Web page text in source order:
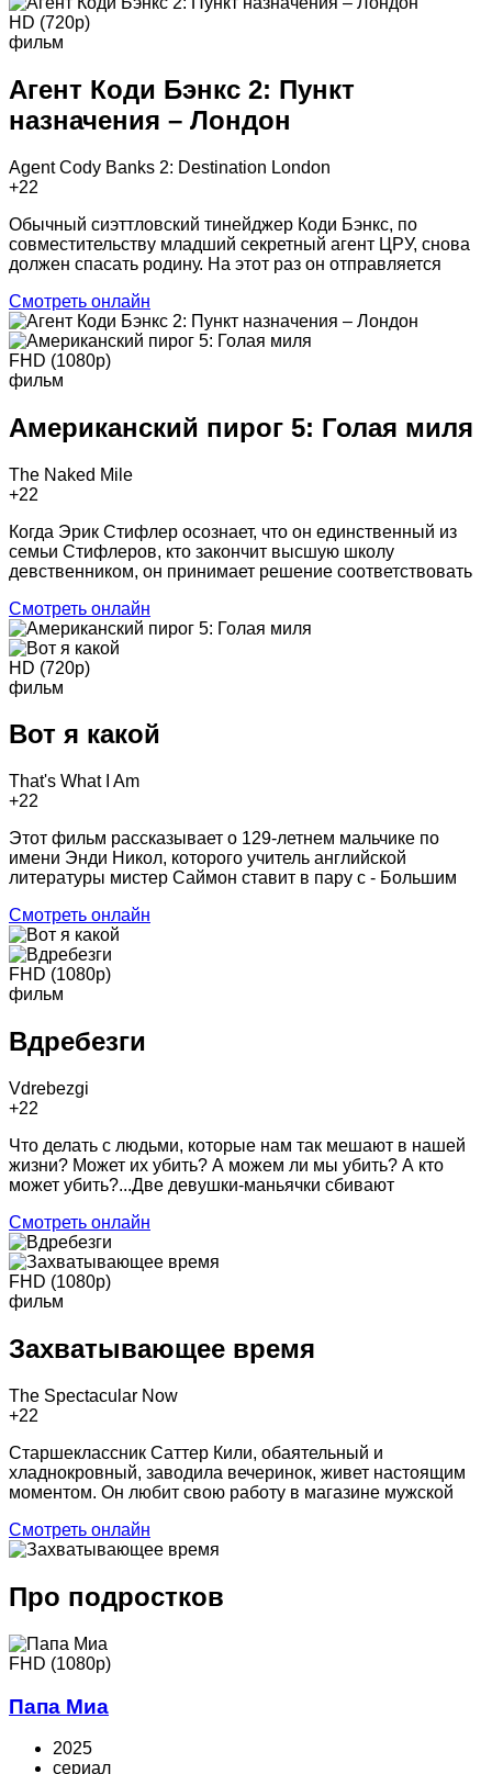
HD (720p)
фильм
Агент Коди Бэнкс 2: Пункт
назначения – Лондон
Agent Cody Banks 2: Destination London
+22
Обычный сиэттловский тинейджер Коди Бэнкс, по
совместительству младший секретный агент ЦРУ, снова
должен спасать родину. На этот раз он отправляется
Смотреть онлайн
FHD (1080p)
фильм
Американский пирог 5: Голая миля
The Naked Mile
+22
Когда Эрик Стифлер осознает, что он единственный из
семьи Стифлеров, кто закончит высшую школу
девственником, он принимает решение соответствовать
Смотреть онлайн
HD (720p)
фильм
Вот я какой
That's What I Am
+22
Этот фильм рассказывает о 129-летнем мальчике по
имени Энди Никол, которого учитель английской
литературы мистер Саймон ставит в пару с - Большим
Смотреть онлайн
FHD (1080p)
фильм
Вдребезги
Vdrebezgi
+22
Что делать с людьми, которые нам так мешают в нашей
жизни? Может их убить? А можем ли мы убить? А кто
может убить?...Две девушки-маньячки сбивают
Смотреть онлайн
FHD (1080p)
фильм
Захватывающее время
The Spectacular Now
+22
Старшеклассник Саттер Кили, обаятельный и
хладнокровный, заводила вечеринок, живет настоящим
моментом. Он любит свою работу в магазине мужской
Смотреть онлайн
Про подростков
FHD (1080p)
Папа Миа
2025
cериал